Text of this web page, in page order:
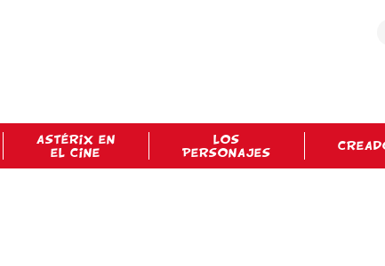
ASTÉRIX EN
EL CINE
LOS
PERSONAJES